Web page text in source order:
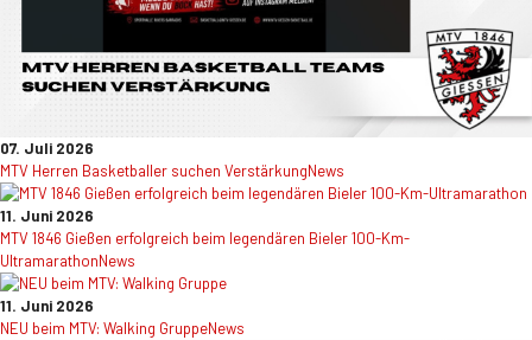
07. Juli 2026
MTV Herren Basketballer suchen VerstärkungNews
11. Juni 2026
MTV 1846 Gießen erfolgreich beim legendären Bieler 100-Km-
UltramarathonNews
11. Juni 2026
NEU beim MTV: Walking GruppeNews